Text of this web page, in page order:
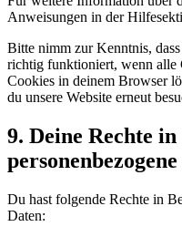
Anweisungen in der
Bitte nimm zur Kenntnis,
richtig funktioniert, wenn alle
Cookies in deinem Browser
du unsere Website erneut
9. Deine Rechte
Du hast folgende Rechte in
Daten: